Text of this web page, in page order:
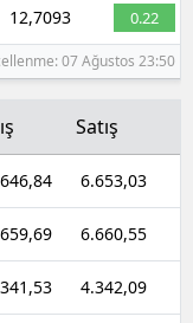
Muğla
Muş
Nevşehir
Rize
Sakarya
12,7093 0.22
07 Ağustos 23:50
Satış
6.653,03
6.660,55
4.342,09